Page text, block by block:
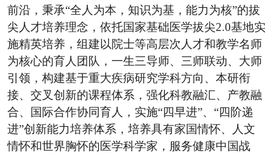
前沿，秉承“全人为本，知识为基，能力为核”的拔
尖人才培养理念，依托国家基础医学拔尖2.0基地实
施精英培养，组建以院士等高层次人才和教学名师
为核心的育人团队，一生三导师、三师联动、大师
引领，构建基于重大疾病研究学科方向、本研衔
接、交叉创新的课程体系，强化科教融汇、产教融
合、国际合作协同育人，实施“四早进”、“四阶递
进”创新能力培养体系，培养具有家国情怀、人文
情怀和世界胸怀的医学科学家，服务健康中国战